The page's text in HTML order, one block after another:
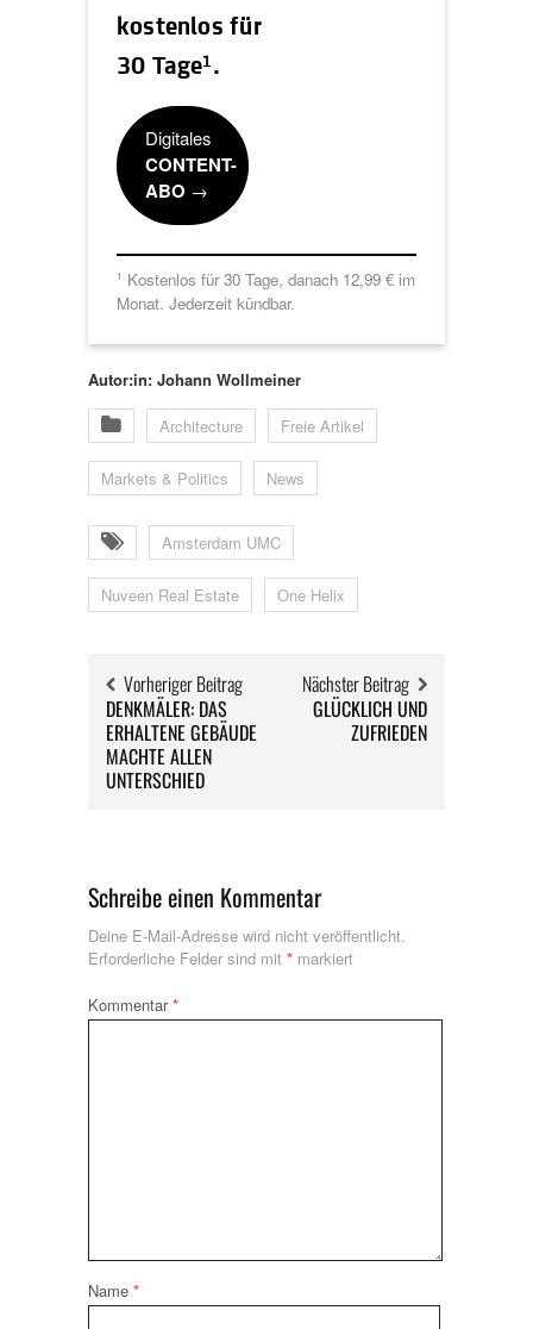
kostenlos für
30 Tage1 .
Digitales
CONTENT-
ABO →
1 Kostenlos für 30 Tage, danach 12,99 € im
Monat. Jederzeit kündbar.
Autor:in: Johann Wollmeiner
Architecture Freie Artikel
Markets & Politics News
Amsterdam UMC
Nuveen Real Estate One Helix
Vorheriger Beitrag
DENKMÄLER: DAS
ERHALTENE GEBÄUDE
MACHTE ALLEN
UNTERSCHIED
Nächster Beitrag
GLÜCKLICH UND
ZUFRIEDEN
Schreibe einen Kommentar
Deine E-Mail-Adresse wird nicht veröffentlicht.
Erforderliche Felder sind mit * markiert
Kommentar*
Name *